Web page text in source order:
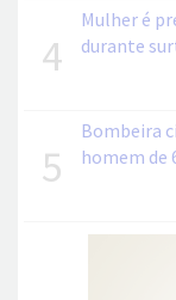
4
Mulher é
durante
5
Bombeira
homem de